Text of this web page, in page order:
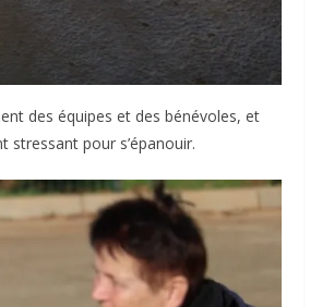
des équipes et des bénévoles, et
pour s’épanouir.